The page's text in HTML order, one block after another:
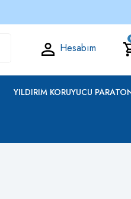
Hesabım
YILDIRIM KORUYUCU